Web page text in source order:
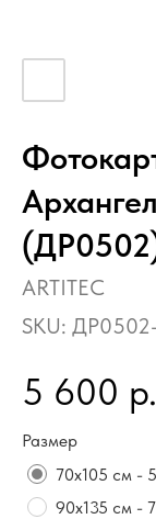
ARTITEC
SKU:
5 600 р.
Размер
70х105 см -
90х135 см -